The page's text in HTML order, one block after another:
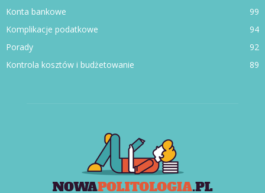
Konta bankowe
99
Komplikacje podatkowe
94
Porady
92
Kontrola kosztów i budżetowanie
89